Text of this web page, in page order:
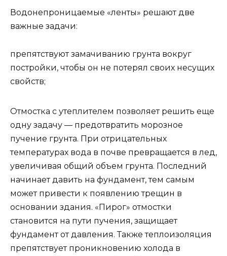
Водонепроницаемые «ленты» решают две
важные задачи:
препятствуют замачиванию грунта вокруг
постройки, чтобы он не потерял своих несущих
свойств;
Отмостка с утеплителем позволяет решить еще
одну задачу — предотвратить морозное
пучение грунта. При отрицательных
температурах вода в почве превращается в лед,
увеличивая общий объем грунта. Последний
начинает давить на фундамент, тем самым
может привести к появлению трещин в
основании здания. «Пирог» отмостки
становится на пути пучения, защищает
фундамент от давления. Также теплоизоляция
препятствует проникновению холода в